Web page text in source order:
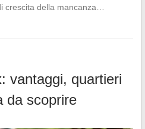
crescita della mancanza…
vantaggi, quartieri
da scoprire